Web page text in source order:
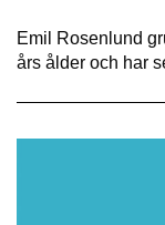
Emil Rosenlund
års ålder och har